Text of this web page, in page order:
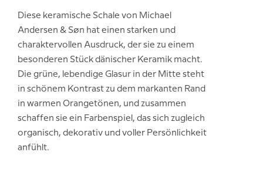
Diese keramische Schale von Michael
Andersen & Søn hat einen starken und
charaktervollen Ausdruck, der sie zu einem
besonderen Stück dänischer Keramik macht.
Die grüne, lebendige Glasur in der Mitte steht
in schönem Kontrast zu dem markanten Rand
in warmen Orangetönen, und zusammen
schaffen sie ein Farbenspiel, das sich zugleich
organisch, dekorativ und voller Persönlichkeit
anfühlt.